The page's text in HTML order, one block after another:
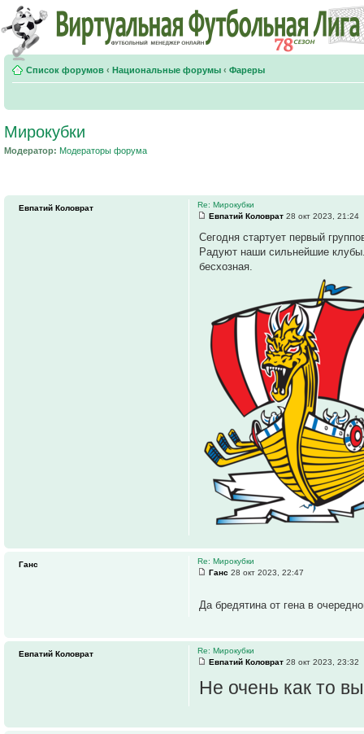
Список форумов ‹ Национальные форумы ‹ Фареры
Мирокубки
Модератор: Модераторы форума
Re: Мирокубки
Евпатий Коловрат 28 окт 2023, 21:24
Сегодня стартует первый
Радуют наши сильнейшие
бесхозная.
Евпатий Коловрат
Re: Мирокубки
Ганс 28 окт 2023, 22:47
Да бредятина от гена в
Ганс
Re: Мирокубки
Евпатий Коловрат 28 окт 2023, 23:32
Не очень как то
Евпатий Коловрат